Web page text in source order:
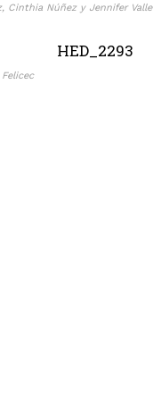
Cinthia Núñez y Jennifer Valle